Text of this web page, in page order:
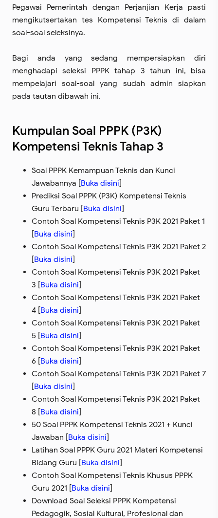
Pegawai Pemerintah dengan Perjanjian Kerja pasti
mengikutsertakan tes Kompetensi Teknis di dalam
soal-soal seleksinya.
Bagi anda yang sedang mempersiapkan diri
menghadapi seleksi PPPK tahap 3 tahun ini, bisa
mempelajari soal-soal yang sudah admin siapkan
pada tautan dibawah ini.
Kumpulan Soal PPPK (P3K)
Kompetensi Teknis Tahap 3
Soal PPPK Kemampuan Teknis dan Kunci
Jawabannya [Buka disini]
Prediksi Soal PPPK (P3K) Kompetensi Teknis
Guru Terbaru [Buka disini]
Contoh Soal Kompetensi Teknis P3K 2021 Paket 1
[Buka disini]
Contoh Soal Kompetensi Teknis P3K 2021 Paket 2
[Buka disini]
Contoh Soal Kompetensi Teknis P3K 2021 Paket
3 [Buka disini]
Contoh Soal Kompetensi Teknis P3K 2021 Paket
4 [Buka disini]
Contoh Soal Kompetensi Teknis P3K 2021 Paket
5 [Buka disini]
Contoh Soal Kompetensi Teknis P3K 2021 Paket
6 [Buka disini]
Contoh Soal Kompetensi Teknis P3K 2021 Paket 7
[Buka disini]
Contoh Soal Kompetensi Teknis P3K 2021 Paket
8 [Buka disini]
50 Soal PPPK Kompetensi Teknis 2021 + Kunci
Jawaban [Buka disini]
Latihan Soal PPPK Guru 2021 Materi Kompetensi
Bidang Guru [Buka disini]
Contoh Soal Kompetensi Teknis Khusus PPPK
Guru 2021 [Buka disini]
Download Soal Seleksi PPPK Kompetensi
Pedagogik, Sosial Kultural, Profesional dan